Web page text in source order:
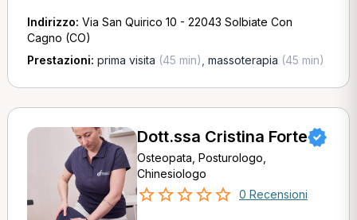
Indirizzo: Via San Quirico 10 - 22043 Solbiate Con
Cagno (CO)
Prestazioni: prima visita (45 min) massoterapia (45 min)
Dott.ssa Cristina Forte
Osteopata, Posturologo,
Chinesiologo
0 Recensioni